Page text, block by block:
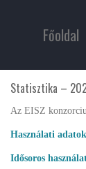
Főoldal
Statisztika –
Az EISZ
Használati
Idősoros